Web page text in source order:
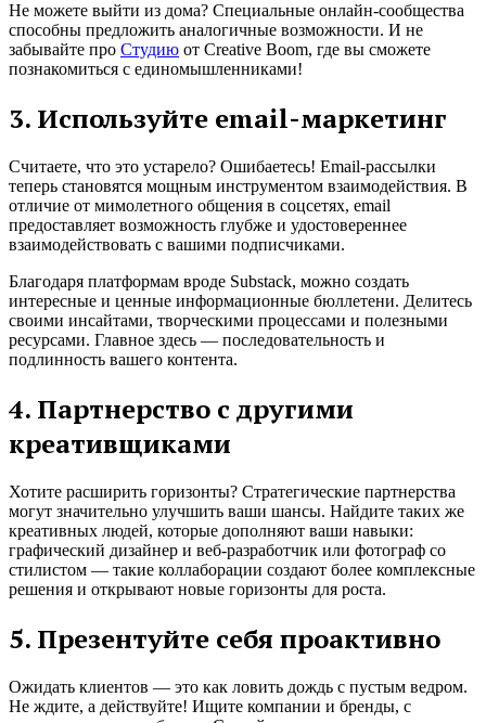
Не можете выйти из дома? Специальные онлайн-сообщества
способны предложить аналогичные возможности. И не
забывайте про Студию от Creative Boom, где вы сможете
познакомиться с единомышленниками!
3. Используйте email-маркетинг
Считаете, что это устарело? Ошибаетесь! Email-рассылки
теперь становятся мощным инструментом взаимодействия. В
отличие от мимолетного общения в соцсетях, email
предоставляет возможность глубже и удостовереннее
взаимодействовать с вашими подписчиками.
Благодаря платформам вроде Substack, можно создать
интересные и ценные информационные бюллетени. Делитесь
своими инсайтами, творческими процессами и полезными
ресурсами. Главное здесь — последовательность и
подлинность вашего контента.
4. Партнерство с другими
креативщиками
Хотите расширить горизонты? Стратегические партнерства
могут значительно улучшить ваши шансы. Найдите таких же
креативных людей, которые дополняют ваши навыки:
графический дизайнер и веб-разработчик или фотограф со
стилистом — такие коллаборации создают более комплексные
решения и открывают новые горизонты для роста.
5. Презентуйте себя проактивно
Ожидать клиентов — это как ловить дождь с пустым ведром.
Не ждите, а действуйте! Ищите компании и бренды, с